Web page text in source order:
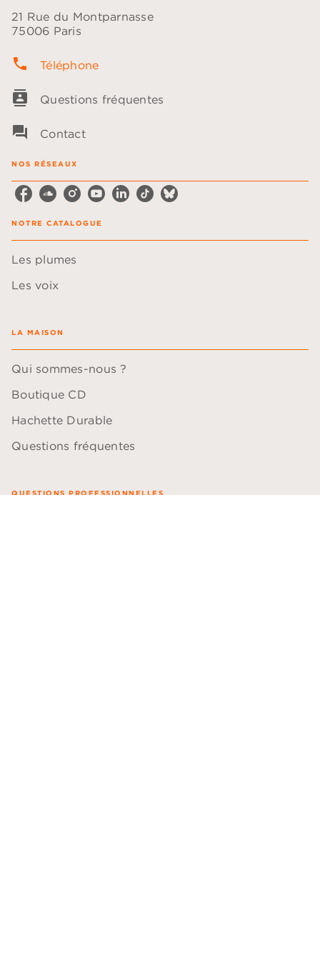
21 Rue du Montparnasse
75006 Paris
phone Téléphone
contacts Questions fréquentes
question_answer Contact
NOS RÉSEAUX
NOTRE CATALOGUE
Les plumes
Les voix
LA MAISON
Qui sommes-nous ?
Boutique CD
Hachette Durable
Questions fréquentes
QUESTIONS PROFESSIONNELLES